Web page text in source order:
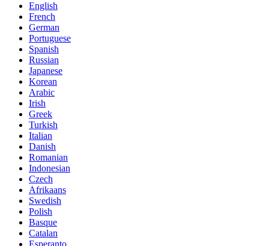
English
French
German
Portuguese
Spanish
Russian
Japanese
Korean
Arabic
Irish
Greek
Turkish
Italian
Danish
Romanian
Indonesian
Czech
Afrikaans
Swedish
Polish
Basque
Catalan